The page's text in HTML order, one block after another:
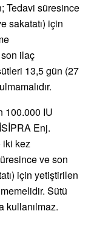
Tedavi süresince
sakatatı) için
ilaç
13,5 gün (27
100.000 IU
Enj.
iki kez
ve son
için yetiştirilen
Sütü
kullanılmaz.